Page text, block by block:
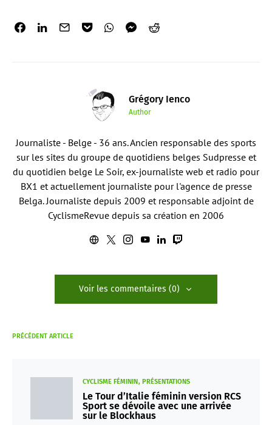
Grégory Ienco
Author
Journaliste - Belge - 36 ans. Ancien responsable des sports
sur les sites du groupe de quotidiens belges Sudpresse et
du quotidien belge Le Soir, ex-journaliste web et radio pour
BX1 et actuellement journaliste pour l'agence de presse
Belga. Journaliste depuis 2009 et responsable adjoint de
CyclismeRevue depuis sa création en 2006
Voir les commentaires (0)
PRÉCÉDENT ARTICLE
CYCLISME FÉMININ PRÉSENTATIONS
Le Tour d’Italie féminin version RCS
Sport se dévoile avec une arrivée
sur le Blockhaus